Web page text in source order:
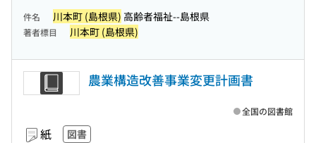
件名 川本町 (島根県) 高齢者福祉--島根県
著者標目 川本町 (島根県)
農業構造改善事業変更計画書
紙 図書
全国の図書館